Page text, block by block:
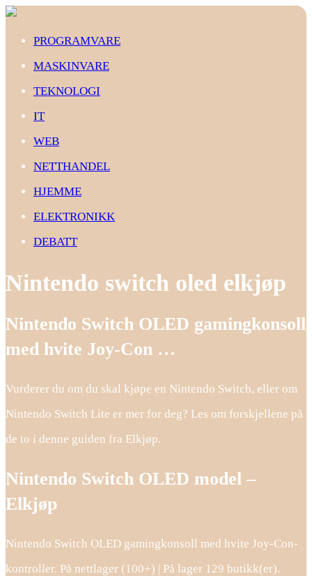
PROGRAMVARE
MASKINVARE
TEKNOLOGI
IT
WEB
NETTHANDEL
HJEMME
ELEKTRONIKK
DEBATT
Nintendo switch oled elkjøp
Nintendo Switch OLED gamingkonsoll
med hvite Joy-Con …
Vurderer du om du skal kjøpe en Nintendo Switch, eller om
Nintendo Switch Lite er mer for deg? Les om forskjellene på
de to i denne guiden fra Elkjøp.
Nintendo Switch OLED model –
Elkjøp
Nintendo Switch OLED gamingkonsoll med hvite Joy-Con-
kontroller. På nettlager (100+) | På lager 129 butikk(er).